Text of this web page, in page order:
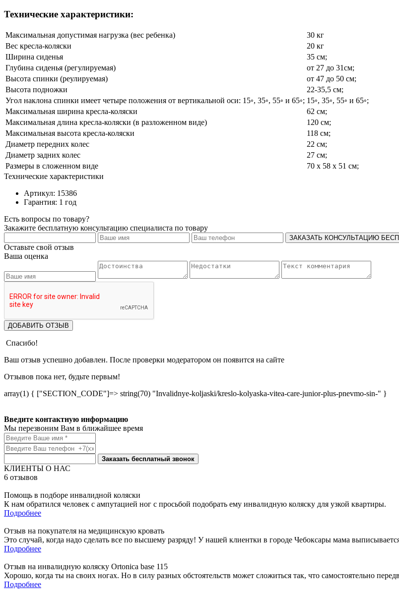
Технические характеристики:
Максимальная допустимая нагрузка (вес ребенка)
30 кг
Вес кресла-коляски
20 кг
Ширина сиденья
35 см;
Глубина сиденья (регулируемая)
от 27 до 31см;
Высота спинки (реулируемая)
от 47 до 50 см;
Высота подножки
22-35,5 см;
Угол наклона спинки имеет четыре положения от вертикальной оси: 15◦, 35◦, 55◦ и 65◦; 15◦, 35◦, 55◦ и 65◦;
Максимальная ширина кресла-коляски
62 см;
Максимальная длина кресла-коляски (в разложенном виде)
120 см;
Максимальная высота кресла-коляски
118 см;
Диаметр передних колес
22 см;
Диаметр задних колес
27 см;
Размеры в сложенном виде
70 х 58 х 51 см;
Технические характеристики
Артикул: 15386
Гарантия: 1 год
Есть вопросы по товару?
Закажите бесплатную консультацию специалиста по товару
ЗАКАЗАТЬ КОНСУЛЬТАЦИЮ
Оставьте свой отзыв
Ваша оценка
ДОБАВИТЬ ОТЗЫВ
Спасибо!
Ваш отзыв успешно добавлен. После проверки модератором он появится на сайте
Отзывов пока нет, будьте первым!
array(1) { ["SECTION_CODE"]=> string(70) "Invalidnye-koljaski/kreslo-kolyaska-vitea-care-junior-plus-pnevmo-sin-" }
Введите контактную информацию
Мы перезвоним Вам в ближайшее время
Заказать бесплатный звонок
КЛИЕНТЫ О НАС
6 отзывов
Помощь в подборе инвалидной коляски
К нам обратился человек с ампутацией ног с просьбой подобрать ему инвалидную коляску для узкой квартиры.
Подробнее
Отзыв на покупателя на медицинскую кровать
Это случай, когда надо сделать все по высшему разряду! У нашей клиентки в городе Чебоксары мама
Подробнее
Отзыв на инвалидную коляску Ortonica base 115
Хорошо, когда ты на своих ногах. Но в силу разных обстоятельств может сложиться так, что самостоятельно
Подробнее